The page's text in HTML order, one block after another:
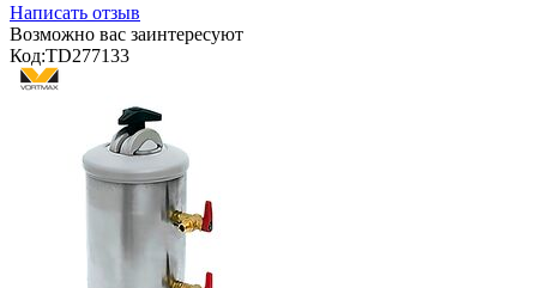
Написать отзыв
Возможно вас заинтересуют
Код:TD277133